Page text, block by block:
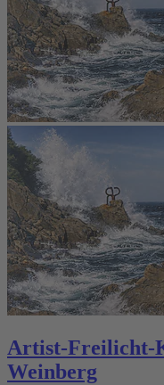
Artist-Freilicht-
Weinberg